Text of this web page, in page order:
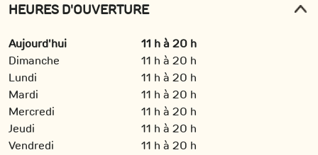
HEURES D'OUVERTURE
Aujourd'hui
11 h à 20 h
Dimanche
11 h à 20 h
Lundi
11 h à 20 h
Mardi
11 h à 20 h
Mercredi
11 h à 20 h
Jeudi
11 h à 20 h
Vendredi
11 h à 20 h